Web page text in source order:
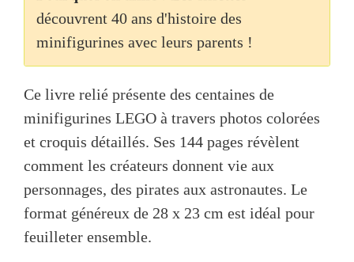
découvrent 40 ans d'histoire des
minifigurines avec leurs parents !
Ce livre relié présente des centaines de
minifigurines LEGO à travers photos colorées
et croquis détaillés. Ses 144 pages révèlent
comment les créateurs donnent vie aux
personnages, des pirates aux astronautes. Le
format généreux de 28 x 23 cm est idéal pour
feuilleter ensemble.